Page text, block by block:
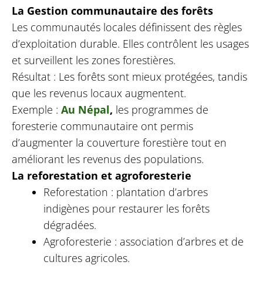
La Gestion communautaire des forêts
Les communautés locales définissent des règles
d’exploitation durable. Elles contrôlent les usages
et surveillent les zones forestières.
Résultat : Les forêts sont mieux protégées, tandis
que les revenus locaux augmentent.
Exemple : Au Népal, les programmes de
foresterie communautaire ont permis
d’augmenter la couverture forestière tout en
améliorant les revenus des populations.
La reforestation et agroforesterie
Reforestation : plantation d’arbres
indigènes pour restaurer les forêts
dégradées.
Agroforesterie : association d’arbres et de
cultures agricoles.